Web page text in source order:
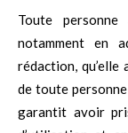
Toute
notamment en
rédaction,
de toute
garantit avoir